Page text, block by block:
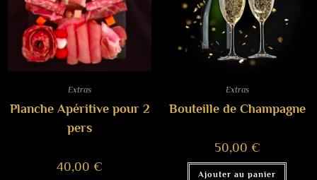
Extras
Planche Apéritive pour 2
pers
40,00€
Extras
Bouteille de Champagne
50,00 €
Ajouter au panier